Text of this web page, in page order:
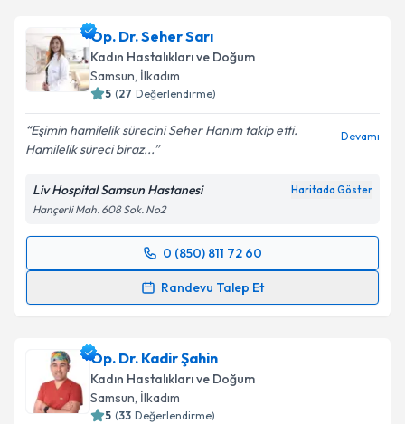
Op. Dr. Seher Sarı
Kadın Hastalıkları ve Doğum
Samsun, İlkadım
5 (27 Değerlendirme)
Eşimin hamilelik sürecini Seher Hanım takip etti.
Hamilelik süreci biraz...
Devamı
Liv Hospital Samsun Hastanesi Haritada Göster
Hançerli Mah. 608 Sok. No2
0 (850) 811 72 60
Randevu Talep Et
Randevu Takvimi Talebi
takvim hazırlandığında e-posta ile bilgilendireceğiz.
E-posta Adresiniz
Op. Dr. Kadir Şahin
Kadın Hastalıkları ve Doğum
Samsun, İlkadım
5 (33 Değerlendirme)